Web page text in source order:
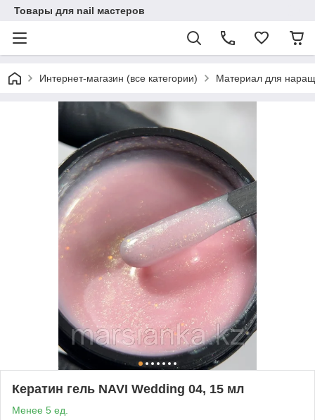
Товары для nail мастеров
Интернет-магазин (все категории) Материал для
Кератин гель NAVI Wedding 04, 15 мл
Менее 5 ед.